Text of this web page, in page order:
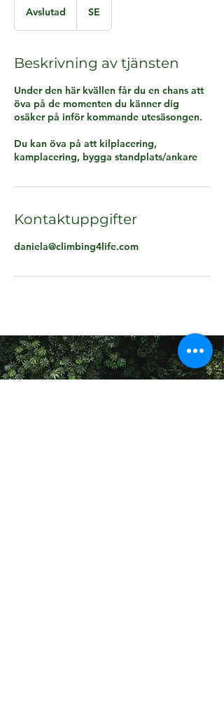
Avslutad
u
a
d
SE
Beskrivning av tjänsten
Under den här kvällen får du en chans att
öva på de momenten du känner dig
osäker på inför kommande utesäsongen.
Du kan öva på att kilplacering,
kamplacering, bygga standplats/ankare
Kontaktuppgifter
daniela@climbing4life.com
Email